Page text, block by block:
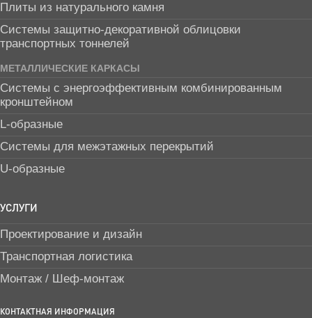
Плиты из натурального камня
Системы защитно-декоративной облицовки
транспортных тоннелей
МЕТАЛЛИЧЕСКИЕ КАРКАСЫ
Системы с энергоэффективным комбинированным
кронштейном
L-образные
Системы для межэтажных перекрытий
U-образные
УСЛУГИ
Проектирование и дизайн
Транспортная логистика
Монтаж / Шеф-монтаж
КОНТАКТНАЯ ИНФОРМАЦИЯ